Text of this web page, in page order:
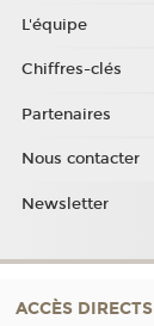
L'équipe
Chiffres-clés
Partenaires
Nous contacter
Newsletter
ACCÈS DIRECTS